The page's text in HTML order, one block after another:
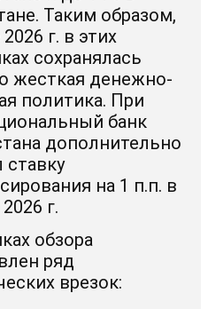
Таким образом,
г. в этих
сохранялась
жесткая денежно-
политика. При
банк
дополнительно
на 1 п.п. в
г.
обзора
ряд
врезок: